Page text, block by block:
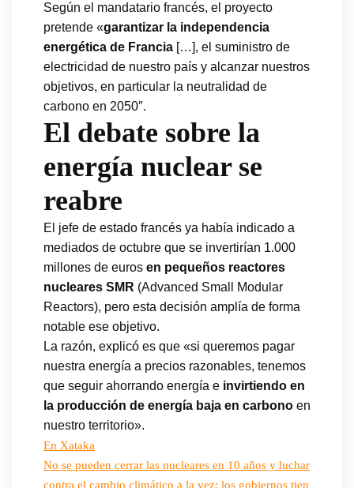
Según el mandatario francés, el proyecto
pretende «garantizar la independencia
energética de Francia […], el suministro de
electricidad de nuestro país y alcanzar nuestros
objetivos, en particular la neutralidad de
carbono en 2050″.
El debate sobre la
energía nuclear se
reabre
El jefe de estado francés ya había indicado a
mediados de octubre que se invertirían 1.000
millones de euros en pequeños reactores
nucleares SMR (Advanced Small Modular
Reactors), pero esta decisión amplía de forma
notable ese objetivo.
La razón, explicó es que «si queremos pagar
nuestra energía a precios razonables, tenemos
que seguir ahorrando energía e invirtiendo en
la producción de energía baja en carbono en
nuestro territorio».
En Xataka
No se pueden cerrar las nucleares en 10 años y luchar
contra el cambio climático a la vez: los gobiernos tien